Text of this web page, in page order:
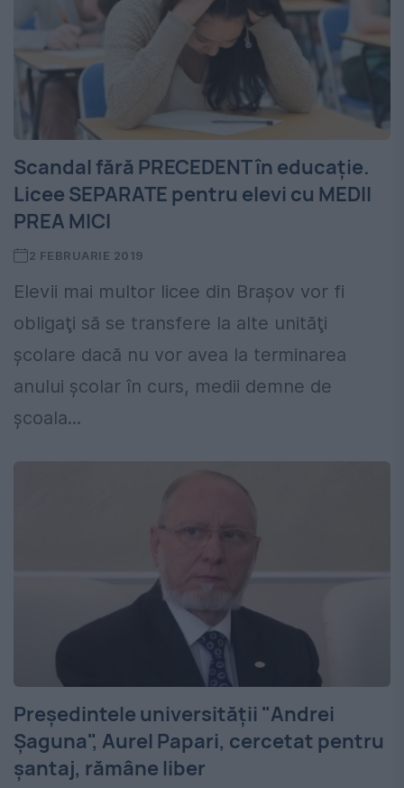
Scandal fără PRECEDENT în educaţie.
Licee SEPARATE pentru elevi cu MEDII
PREA MICI
2 FEBRUARIE 2019
Elevii mai multor licee din Braşov vor fi
obligaţi să se transfere la alte unităţi
şcolare dacă nu vor avea la terminarea
anului şcolar în curs, medii demne de
şcoala...
Președintele universității "Andrei
Șaguna", Aurel Papari, cercetat pentru
șantaj, rămâne liber